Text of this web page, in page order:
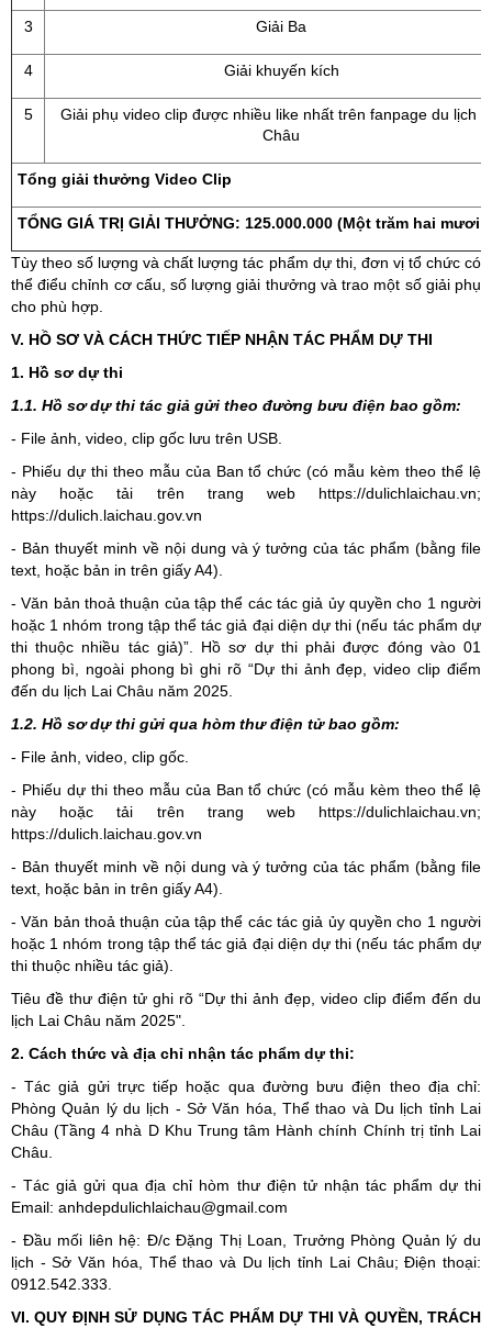
3 Giải Ba
4 Giải khuyến kích
5
Giải phụ video clip được nhiều like nhất trên fanpage du lịch
Châu
Tổng giải thưởng Video Clip
TỔNG GIÁ TRỊ GIẢI THƯỞNG: 125.000.000 (Một trăm hai mươi
Tùy theo số lượng và chất lượng tác phẩm dự thi, đơn vị tổ chức có
thể điểu chỉnh cơ cấu, số lượng giải thưởng và trao một số giải phụ
cho phù hợp.
V. HỒ SƠ VÀ CÁCH THỨC TIẾP NHẬN TÁC PHẨM DỰ THI
1. Hồ sơ dự thi
1.1. Hồ sơ dự thi tác giả gửi theo đường bưu điện bao gồm:
- File ảnh, video, clip gốc lưu trên USB.
- Phiếu dự thi theo mẫu của Ban tổ chức (có mẫu kèm theo thể lệ
này hoặc tải trên trang web https://dulichlaichau.vn;
https://dulich.laichau.gov.vn
- Bản thuyết minh về nội dung và ý tưởng của tác phẩm (bằng file
text, hoặc bản in trên giấy A4).
- Văn bản thoả thuận của tập thể các tác giả ủy quyền cho 1 người
hoặc 1 nhóm trong tập thể tác giả đại diện dự thi (nếu tác phẩm dự
thi thuộc nhiều tác giả)”. Hồ sơ dự thi phải được đóng vào 01
phong bì, ngoài phong bì ghi rõ “Dự thi ảnh đẹp, video clip điểm
đến du lịch Lai Châu năm 2025.
1.2. Hồ sơ dự thi gửi qua hòm thư điện tử bao gồm:
- File ảnh, video, clip gốc.
- Phiếu dự thi theo mẫu của Ban tổ chức (có mẫu kèm theo thể lệ
này hoặc tải trên trang web https://dulichlaichau.vn;
https://dulich.laichau.gov.vn
- Bản thuyết minh về nội dung và ý tưởng của tác phẩm (bằng file
text, hoặc bản in trên giấy A4).
- Văn bản thoả thuận của tập thể các tác giả ủy quyền cho 1 người
hoặc 1 nhóm trong tập thể tác giả đại diện dự thi (nếu tác phẩm dự
thi thuộc nhiều tác giả).
Tiêu đề thư điện tử ghi rõ “Dự thi ảnh đẹp, video clip điểm đến du
lịch Lai Châu năm 2025".
2. Cách thức và địa chỉ nhận tác phẩm dự thi:
- Tác giả gửi trực tiếp hoặc qua đường bưu điện theo địa chỉ:
Phòng Quản lý du lịch - Sở Văn hóa, Thể thao và Du lịch tỉnh Lai
Châu (Tầng 4 nhà D Khu Trung tâm Hành chính Chính trị tỉnh Lai
Châu.
- Tác giả gửi qua địa chỉ hòm thư điện tử nhận tác phẩm dự thi
Email: anhdepdulichlaichau@gmail.com
- Đầu mối liên hệ: Đ/c Đặng Thị Loan, Trưởng Phòng Quản lý du
lịch - Sở Văn hóa, Thể thao và Du lịch tỉnh Lai Châu; Điện thoại:
0912.542.333.
VI. QUY ĐỊNH SỬ DỤNG TÁC PHẨM DỰ THI VÀ QUYỀN, TRÁCH